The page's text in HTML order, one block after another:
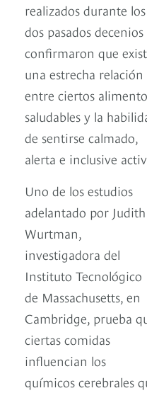
realizados durante los
dos pasados decenios
confirmaron que
una estrecha relación
entre ciertos
saludables y la
de sentirse calmado,
alerta e inclusive
Uno de los estudios
adelantado por Judith
Wurtman,
investigadora del
Instituto Tecnológico
de Massachusetts, en
Cambridge, prueba
ciertas comidas
influencian los
químicos cerebrales